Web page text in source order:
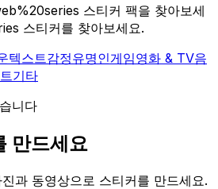
스티커 팩을 찾아보세
스티커를 찾아보세요.
텍스트감정유명인게임영화 & TV음
기타
니다
만드세요
과 동영상으로 스티커를 만드세요.